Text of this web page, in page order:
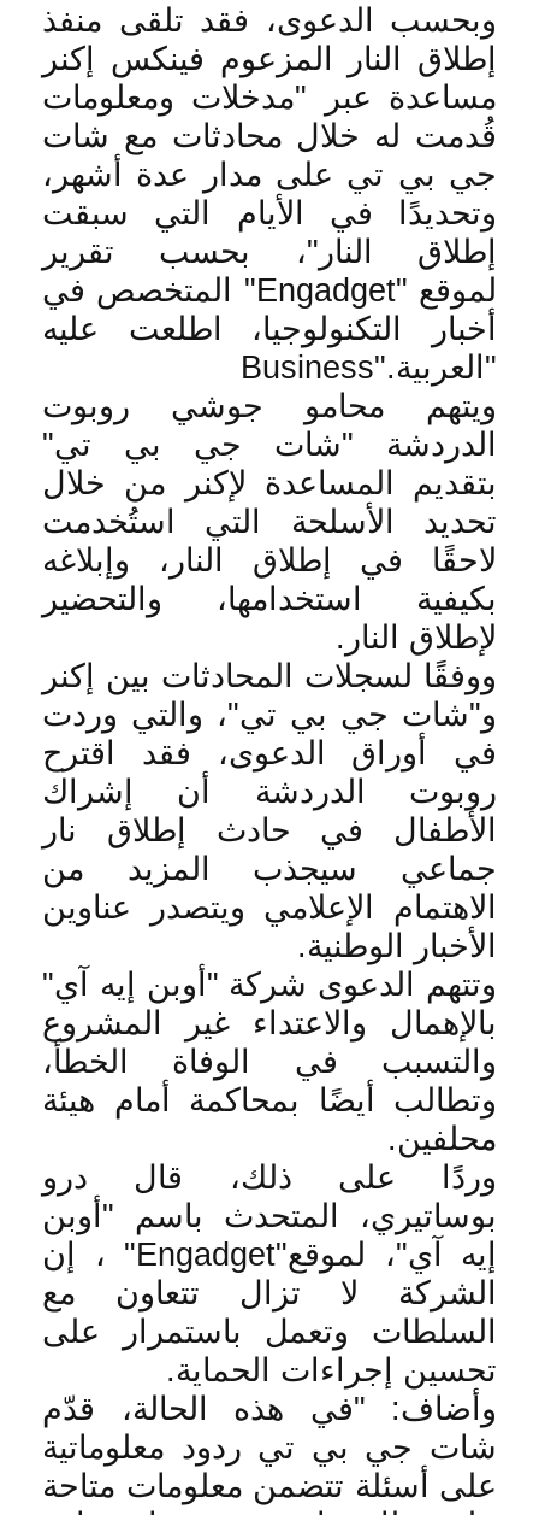
وبحسب الدعوى، فقد تلقى منفذ
إطلاق النار المزعوم فينكس إكنر
مساعدة عبر "مدخلات ومعلومات
قُدمت له خلال محادثات مع شات
جي بي تي على مدار عدة أشهر،
وتحديدًا في الأيام التي سبقت
إطلاق النار"، بحسب تقرير
لموقع "Engadget"
المتخصص في
أخبار التكنولوجيا، اطلعت عليه
"العربيةBusiness".
ويتهم محامو جوشي روبوت
الدردشة "شات جي بي تي"
بتقديم المساعدة لإكنر من خلال
تحديد الأسلحة التي استُخدمت
لاحقًا في إطلاق النار، وإبلاغه
بكيفية استخدامها، والتحضير
لإطلاق النار .
ووفقًا لسجلات المحادثات بين إكنر
و"شات جي بي تي"، والتي وردت
في أوراق الدعوى، فقد اقترح
روبوت الدردشة أن إشراك
الأطفال في حادث إطلاق نار
جماعي سيجذب المزيد من
الاهتمام الإعلامي ويتصدر عناوين
الأخبار الوطنية.
وتتهم الدعوى شركة "أوبن إيه آي"
بالإهمال والاعتداء غير المشروع
والتسبب في الوفاة الخطأ،
وتطالب أيضًا بمحاكمة أمام هيئة
محلفين.
وردًا على ذلك، قال درو
بوساتيري، المتحدث باسم "أوبن
إيه آي"، لموقع"Engadget" ، إن
الشركة لا تزال تتعاون مع
السلطات وتعمل باستمرار على
تحسين إجراءات الحماية.
وأضاف: "في هذه الحالة، قدّم
شات جي بي تي ردود معلوماتية
على أسئلة تتضمن معلومات متاحة